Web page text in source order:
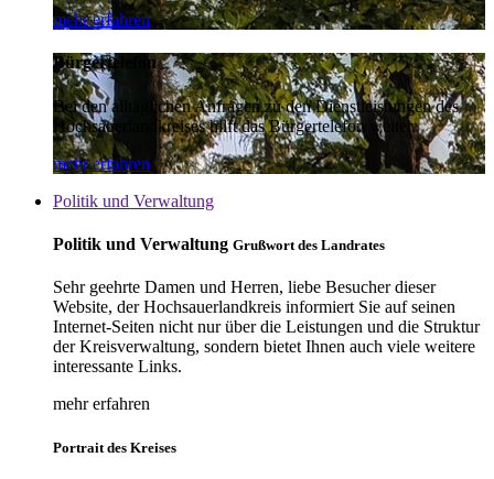
mehr erfahren
Bürgertelefon
Bei den alltäglichen Anfragen zu den Dienstleistungen des
Hochsauerlandkreises hilft das Bürgertelefon weiter.
mehr erfahren
Politik und Verwaltung
Politik und Verwaltung Grußwort des Landrates
Sehr geehrte Damen und Herren, liebe Besucher dieser
Website, der Hochsauerlandkreis informiert Sie auf seinen
Internet-Seiten nicht nur über die Leistungen und die Struktur
der Kreisverwaltung, sondern bietet Ihnen auch viele weitere
interessante Links.
mehr erfahren
Portrait des Kreises